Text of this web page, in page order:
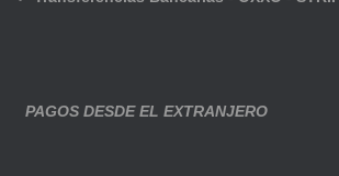
PAGOS DESDE EL EXTRANJERO